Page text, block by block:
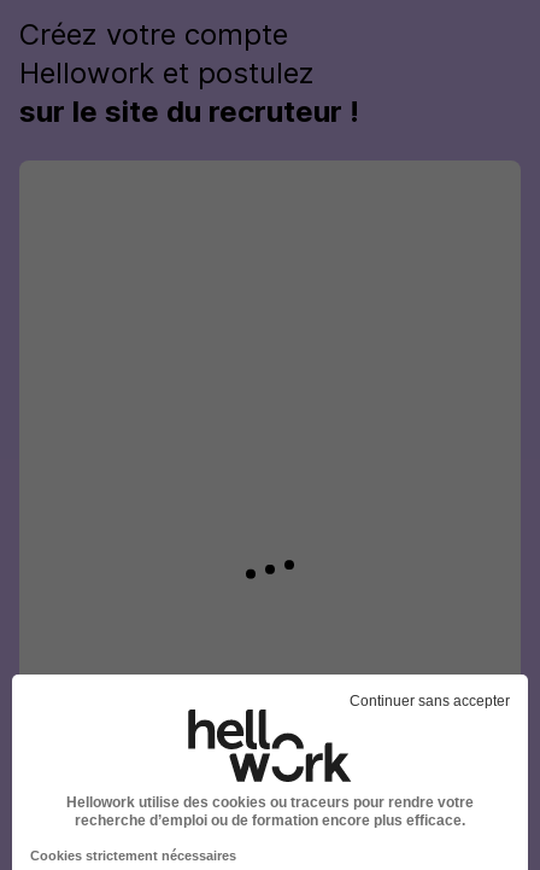
Créez votre compte
Hellowork et postulez
sur le site du recruteur !
Continuer sans accepter
Hellowork utilise des cookies ou traceurs pour rendre votre
recherche d’emploi ou de formation encore plus efficace.
Cookies strictement nécessaires